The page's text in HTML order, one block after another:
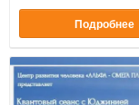
Подробнее